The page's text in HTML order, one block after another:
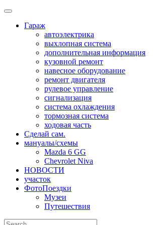
Skip
contentГараж
автоэлектрика
выхлопная система
дополнительная информация
кузовной ремонт
навесное оборудование
ремонт двигателя
рулевое управление
сигнализация
система охлаждения
тормозная система
ходовая часть
Сделай сам.
мануалы/схемы
Mazda 6 GG
Chevrolet Niva
НОВОСТИ
участок
ФотоПоездки
Музеи
Путешествия
Search